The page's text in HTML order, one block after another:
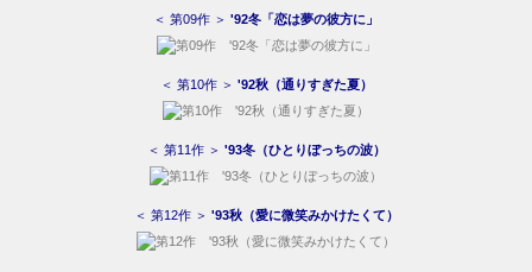
＜ 第09作 ＞ '92冬「恋は夢の彼方に」
＜ 第10作 ＞ '92秋（通りすぎた夏）
＜ 第11作 ＞ '93冬（ひとりぼっちの波）
＜ 第12作 ＞ '93秋（愛に微笑みかけたくて）